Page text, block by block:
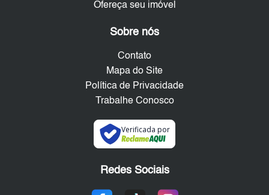
Ofereça seu imóvel
Sobre nós
Contato
Mapa do Site
Política de Privacidade
Trabalhe Conosco
Verificada por
Redes Sociais